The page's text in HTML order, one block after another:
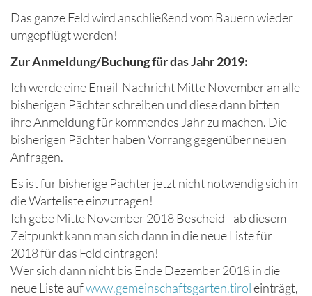
Das ganze Feld wird anschließend vom Bauern wieder
umgepflügt werden!
Zur Anmeldung/Buchung für das Jahr 2019:
Ich werde eine Email-Nachricht Mitte November an alle
bisherigen Pächter schreiben und diese dann bitten
ihre Anmeldung für kommendes Jahr zu machen. Die
bisherigen Pächter haben Vorrang gegenüber neuen
Anfragen.
Es ist für bisherige Pächter jetzt nicht notwendig sich in
die Warteliste einzutragen!
Ich gebe Mitte November 2018 Bescheid - ab diesem
Zeitpunkt kann man sich dann in die neue Liste für
2018 für das Feld eintragen!
Wer sich dann nicht bis Ende Dezember 2018 in die
neue Liste aufwww.gemeinschaftsgarten.tiroleinträgt,